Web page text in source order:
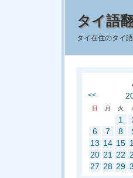
タイ語
タイ在住のタイ
<<
日 月 火
1
6
7 8
13 14 15
20 21 22
27 28 29